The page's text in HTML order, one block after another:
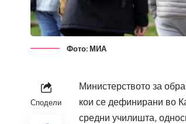
Фото: МИА
Сподели
Министерството за
кои се дефинирани во
средни училишта,